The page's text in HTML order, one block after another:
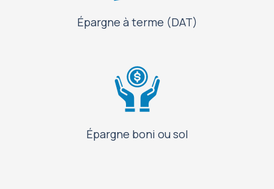
Épargne à terme (DAT)
Épargne boni ou sol